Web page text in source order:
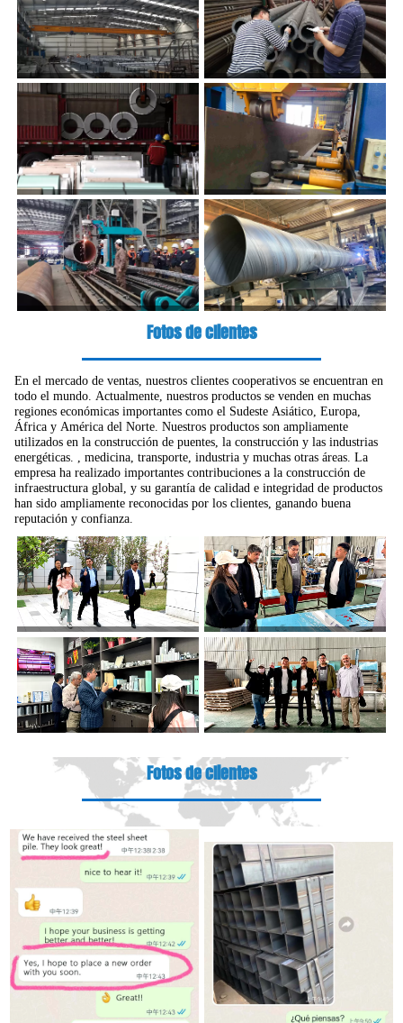
Fotos de clientes
En el mercado de ventas, nuestros clientes cooperativos se encuentran en
todo el mundo. Actualmente, nuestros productos se venden en muchas
regiones económicas importantes como el Sudeste Asiático, Europa,
África y América del Norte. Nuestros productos son ampliamente
utilizados en la construcción de puentes, la construcción y las industrias
energéticas. , medicina, transporte, industria y muchas otras áreas. La
empresa ha realizado importantes contribuciones a la construcción de
infraestructura global, y su garantía de calidad e integridad de productos
han sido ampliamente reconocidas por los clientes, ganando buena
reputación y confianza.
Fotos de clientes